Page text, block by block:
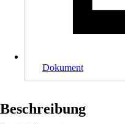
Dokument
Beschreibung